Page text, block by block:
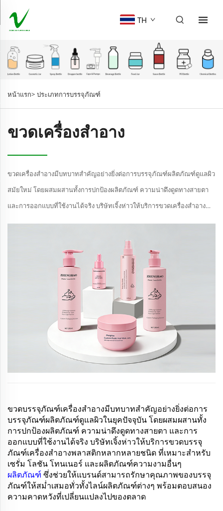
TH
หน้าแรก> ประเภทการบรรจุภัณฑ์
ขวดเครื่องสำอาง
ขวดเครื่องสำอางมีบทบาทสำคัญอย่างยิ่งต่อการบรรจุภัณฑ์ผลิตภัณฑ์ดูแลผิว
สมัยใหม่ โดยผสมผสานทั้งการปกป้องผลิตภัณฑ์ ความน่าดึงดูดทางสายตา
และการออกแบบที่ใช้งานได้จริง บริษัทเจิ้งห่าวให้บริการขวดเครื่องสำอาง
พลาสติกหลากหลายชนิด ซึ่งเหมาะสำหรับใช้บรรจุเซรั่ม โลชัน โทนเนอร์
ขวดบรรจุภัณฑ์เครื่องสำอางมีบทบาทสำคัญอย่างยิ่งต่อการ
บรรจุภัณฑ์ผลิตภัณฑ์ดูแลผิวในยุคปัจจุบัน โดยผสมผสานทั้ง
การปกป้องผลิตภัณฑ์ ความน่าดึงดูดทางสายตา และการ
ออกแบบที่ใช้งานได้จริง บริษัทเจิ้งห่าวให้บริการขวดบรรจุ
ภัณฑ์เครื่องสำอางพลาสติกหลากหลายชนิด ที่เหมาะสำหรับ
เซรั่ม โลชัน โทนเนอร์ และผลิตภัณฑ์ความงามอื่นๆ
ผลิตภัณฑ์ ซึ่งช่วยให้แบรนด์สามารถรักษาคุณภาพของบรรจุ
ภัณฑ์ให้สม่ำเสมอทั่วทั้งไลน์ผลิตภัณฑ์ต่างๆ พร้อมตอบสนอง
ความคาดหวังที่เปลี่ยนแปลงไปของตลาด